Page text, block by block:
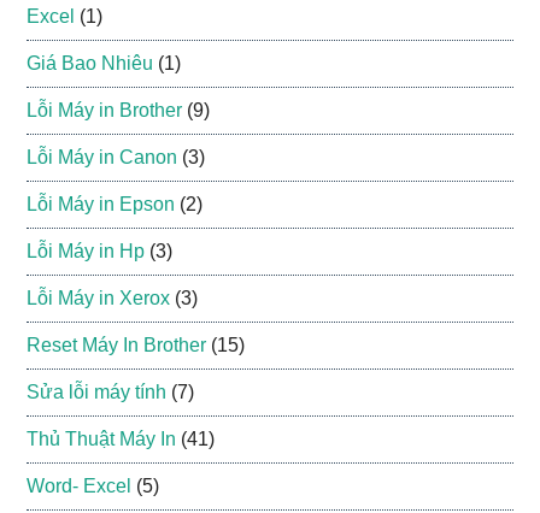
Excel (1)
Giá Bao Nhiêu (1)
Lỗi Máy in Brother (9)
Lỗi Máy in Canon (3)
Lỗi Máy in Epson (2)
Lỗi Máy in Hp (3)
Lỗi Máy in Xerox (3)
Reset Máy In Brother (15)
Sửa lỗi máy tính (7)
Thủ Thuật Máy In (41)
Word- Excel (5)